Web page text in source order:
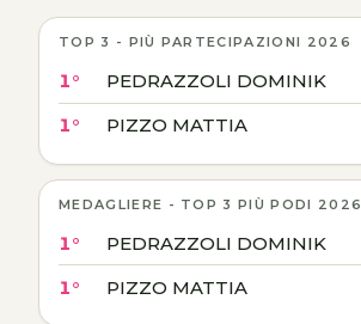
TOP 3 - PIÙ PARTECIPAZIONI 2026
1° PEDRAZZOLI DOMINIK
1° PIZZO MATTIA
MEDAGLIERE - TOP 3 PIÙ PODI 2026
1° PEDRAZZOLI DOMINIK
1° PIZZO MATTIA